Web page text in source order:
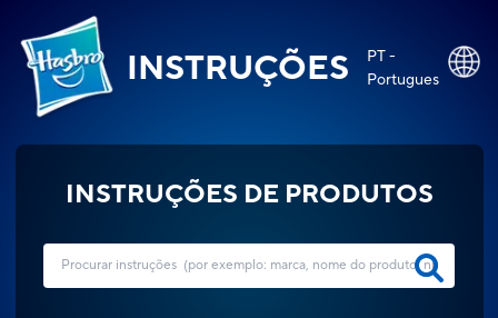
INSTRUÇÕES
PT -
Portugues
INSTRUÇÕES DE PRODUTOS